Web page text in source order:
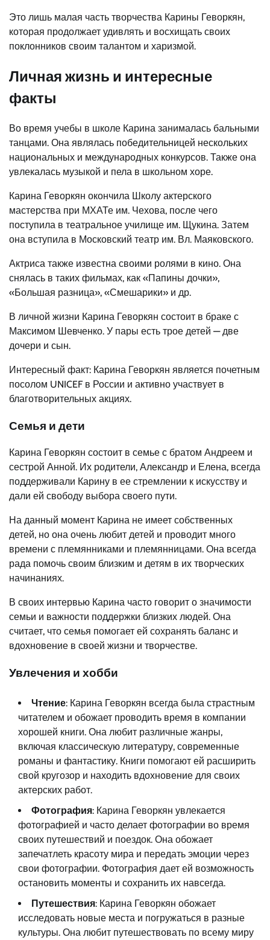
Это лишь малая часть творчества Карины Геворкян,
которая продолжает удивлять и восхищать своих
поклонников своим талантом и харизмой.
Личная жизнь и интересные
факты
Во время учебы в школе Карина занималась бальными
танцами. Она являлась победительницей нескольких
национальных и международных конкурсов. Также она
увлекалась музыкой и пела в школьном хоре.
Карина Геворкян окончила Школу актерского
мастерства при МХАТе им. Чехова, после чего
поступила в театральное училище им. Щукина. Затем
она вступила в Московский театр им. Вл. Маяковского.
Актриса также известна своими ролями в кино. Она
снялась в таких фильмах, как «Папины дочки»,
«Большая разница», «Смешарики» и др.
В личной жизни Карина Геворкян состоит в браке с
Максимом Шевченко. У пары есть трое детей — две
дочери и сын.
Интересный факт: Карина Геворкян является почетным
посолом UNICEF в России и активно участвует в
благотворительных акциях.
Семья и дети
Карина Геворкян состоит в семье с братом Андреем и
сестрой Анной. Их родители, Александр и Елена, всегда
поддерживали Карину в ее стремлении к искусству и
дали ей свободу выбора своего пути.
На данный момент Карина не имеет собственных
детей, но она очень любит детей и проводит много
времени с племянниками и племянницами. Она всегда
рада помочь своим близким и детям в их творческих
начинаниях.
В своих интервью Карина часто говорит о значимости
семьи и важности поддержки близких людей. Она
считает, что семья помогает ей сохранять баланс и
вдохновение в своей жизни и творчестве.
Увлечения и хобби
Чтение: Карина Геворкян всегда была страстным
читателем и обожает проводить время в компании
хорошей книги. Она любит различные жанры,
включая классическую литературу, современные
романы и фантастику. Книги помогают ей расширить
свой кругозор и находить вдохновение для своих
актерских работ.
Фотография: Карина Геворкян увлекается
фотографией и часто делает фотографии во время
своих путешествий и поездок. Она обожает
запечатлеть красоту мира и передать эмоции через
свои фотографии. Фотография дает ей возможность
остановить моменты и сохранить их навсегда.
Путешествия: Карина Геворкян обожает
исследовать новые места и погружаться в разные
культуры. Она любит путешествовать по всему миру